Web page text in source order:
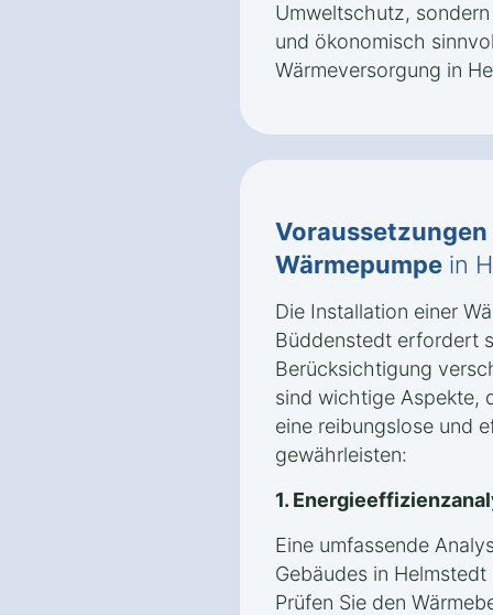
Umweltschutz,
und ökonomisch
Wärmeversorgung in
Voraussetzungen
Wärmepumpe in
Die Installation einer
Büddenstedt erfordert
Berücksichtigung
sind wichtige Aspekte,
eine reibungslose und
gewährleisten:
1.
Eine umfassende
Gebäudes in
Prüfen Sie den